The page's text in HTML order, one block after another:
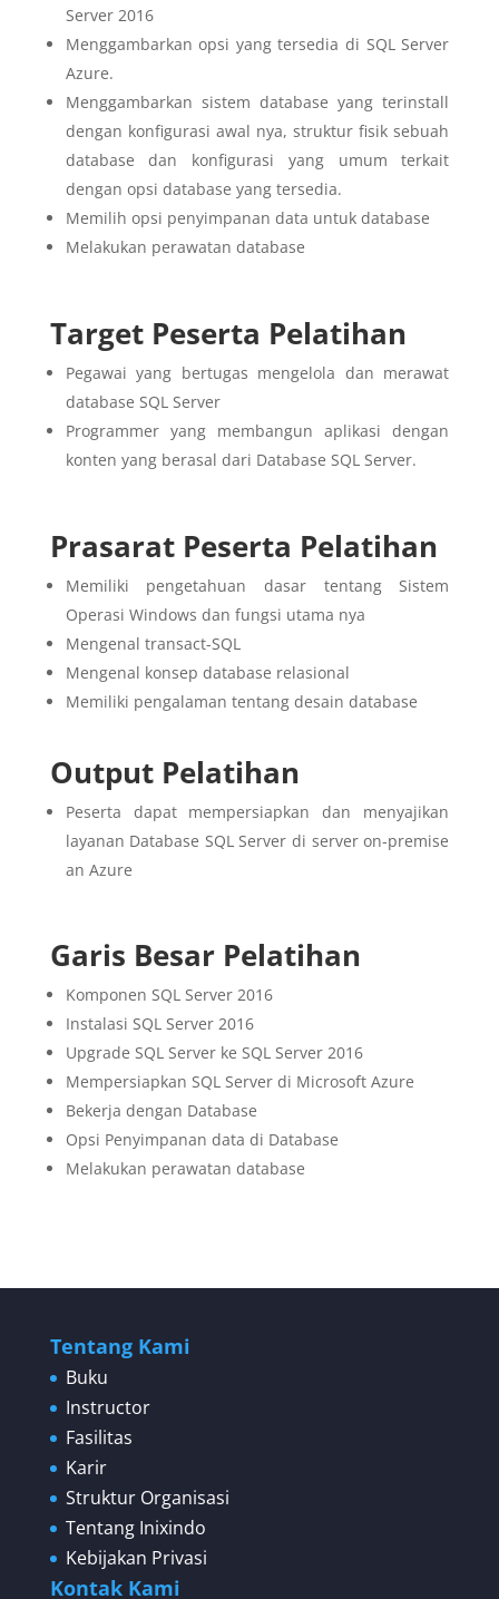
Server 2016
Menggambarkan opsi yang tersedia di SQL Server
Azure.
Menggambarkan sistem database yang terinstall
dengan konfigurasi awal nya, struktur fisik sebuah
database dan konfigurasi yang umum terkait
dengan opsi database yang tersedia.
Memilih opsi penyimpanan data untuk database
Melakukan perawatan database
Target Peserta Pelatihan
Pegawai yang bertugas mengelola dan merawat
database SQL Server
Programmer yang membangun aplikasi dengan
konten yang berasal dari Database SQL Server.
Prasarat Peserta Pelatihan
Memiliki pengetahuan dasar tentang Sistem
Operasi Windows dan fungsi utama nya
Mengenal transact-SQL
Mengenal konsep database relasional
Memiliki pengalaman tentang desain database
Output Pelatihan
Peserta dapat mempersiapkan dan menyajikan
layanan Database SQL Server di server on-premise
an Azure
Garis Besar Pelatihan
Komponen SQL Server 2016
Instalasi SQL Server 2016
Upgrade SQL Server ke SQL Server 2016
Mempersiapkan SQL Server di Microsoft Azure
Bekerja dengan Database
Opsi Penyimpanan data di Database
Melakukan perawatan database
Tentang Kami
Buku
Instructor
Fasilitas
Karir
Struktur Organisasi
Tentang Inixindo
Kebijakan Privasi
Kontak Kami